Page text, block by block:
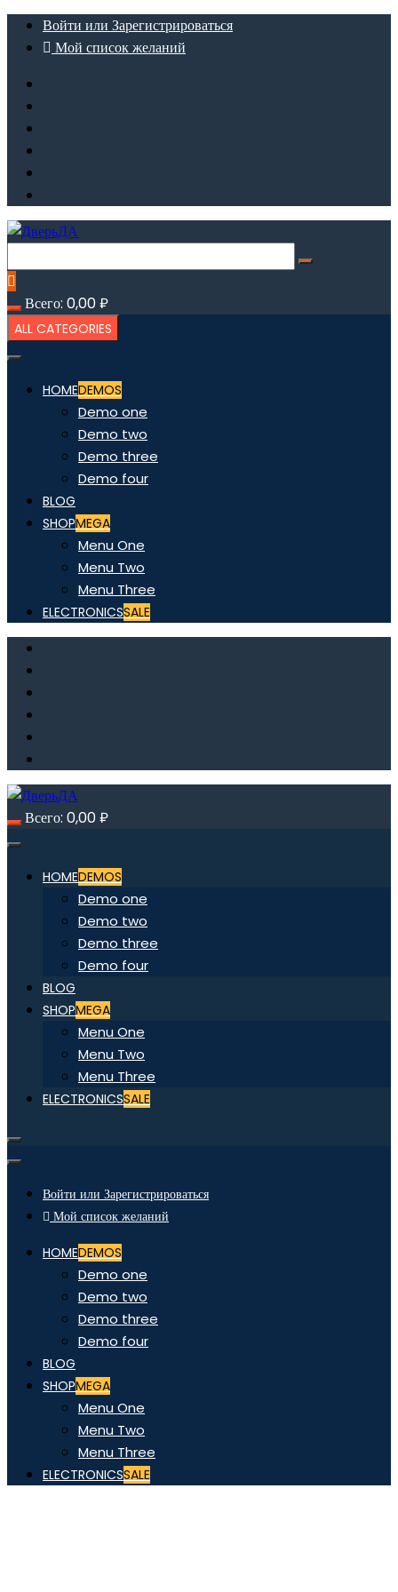
ПерейтиВойти или Зарегистрироваться
Мой список желаний
Всего: 0,00₽
ALL CATEGORIES
HOMEDEMOS
Demo one
Demo two
Demo three
Demo four
BLOG
SHOPMEGA
Menu One
Menu Two
Menu Three
ELECTRONICSSALE
Всего: 0,00₽
HOMEDEMOS
Demo one
Demo two
Demo three
Demo four
BLOG
SHOPMEGA
Menu One
Menu Two
Menu Three
ELECTRONICSSALE
Войти или Зарегистрироваться
Мой список желаний
HOMEDEMOS
Demo one
Demo two
Demo three
Demo four
BLOG
SHOPMEGA
Menu One
Menu Two
Menu Three
ELECTRONICSSALE